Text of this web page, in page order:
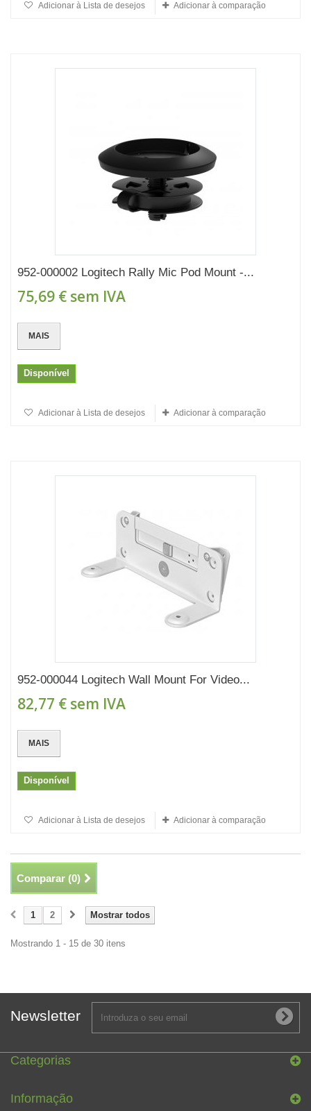
Adicionar à Lista de desejos Adicionar à comparação
952-000002 Logitech Rally Mic Pod Mount -...
75,69 € sem IVA
MAIS
Disponível
Adicionar à Lista de desejos Adicionar à comparação
952-000044 Logitech Wall Mount For Video...
82,77 € sem IVA
MAIS
Disponível
Adicionar à Lista de desejos Adicionar à comparação
Comparar (0)
Mostrar todos
1 2
Mostrando 1 - 15 de 30 itens
Newsletter
Categorias
Informação